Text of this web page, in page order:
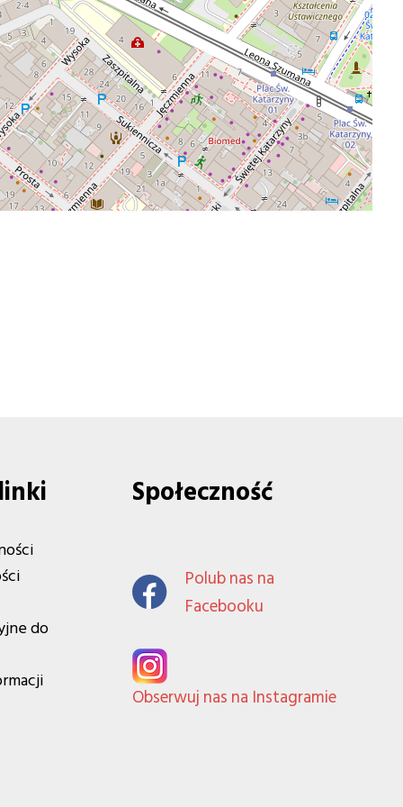
do
Społeczność
Polub nas na
Facebooku
Obserwuj nas na Instagramie